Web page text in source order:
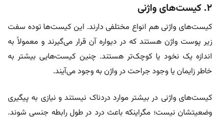
۲. کیست‌های واژنی
کیست‌های واژنی هم انواع مختلفی دارند. این کیست‌ها توده سفت
زیر پوست واژن هستند که در دیواره آن قرار می‌گیرند و معمولاً به
اندازه یک نخود یا کوچک‌تر هستند. چنین کیست‌هایی بیشتر به
خاطر زایمان یا وجود جراحت در واژن به وجود می‌آیند.
کیست‌های واژنی در بیشتر موارد دردناک نیستند و نیازی به پیگیری
وضعیتشان نیست؛ مگراینکه باعث درد در طول رابطه جنسی شوند.